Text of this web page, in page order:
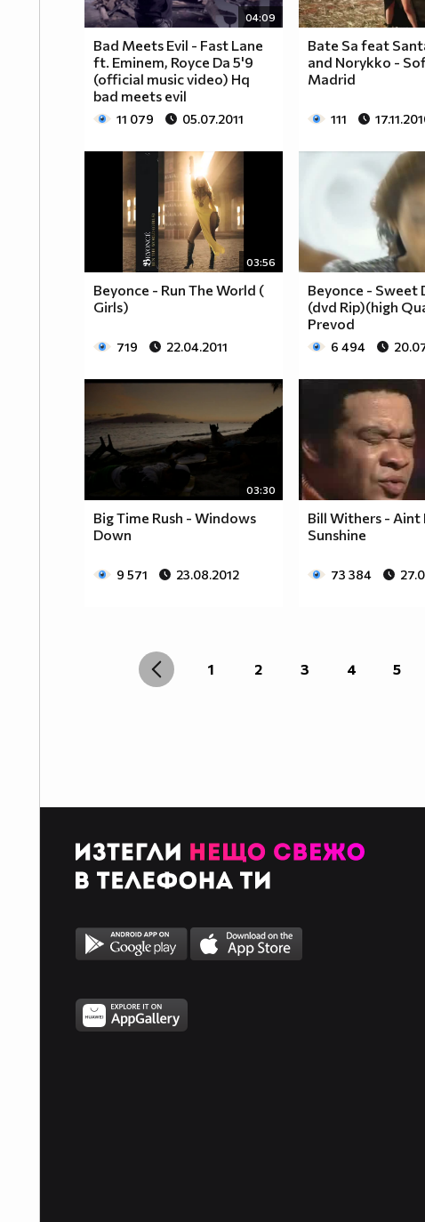
04:09
Bad Meets Evil - Fast Lane
ft. Eminem, Royce Da 5'9
(official music video) Hq
bad meets evil
11 079 05.07.2011
Bate Sa feat
and Norykko -
Madrid
111
03:56
Beyonce - Run The World (
Girls)
719 22.04.2011
Beyonce - Sweet
(dvd Rip)(high
Prevod
6 494
03:30
Big Time Rush - Windows
Down
9 571 23.08.2012
Bill Withers - Aint
Sunshine
73 384
1 2 3 4 5